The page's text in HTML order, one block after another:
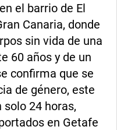
el barrio de El
Canaria, donde
sin vida de una
60 años y de un
confirma que se
de género, este
24 horas,
en Getafe